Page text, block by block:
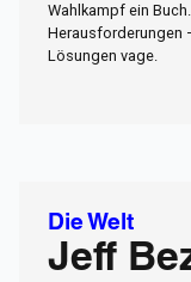
Wahlkampf ein
Herausforderungen
Lösungen vage.
Die Welt
Jeff